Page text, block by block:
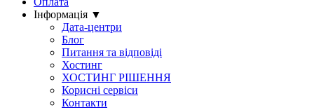
Інформація ▼
Дата-центри
Блог
Питання та відповіді
Хостинг
ХОСТИНГ РІШЕННЯ
Корисні сервіси
Контакти